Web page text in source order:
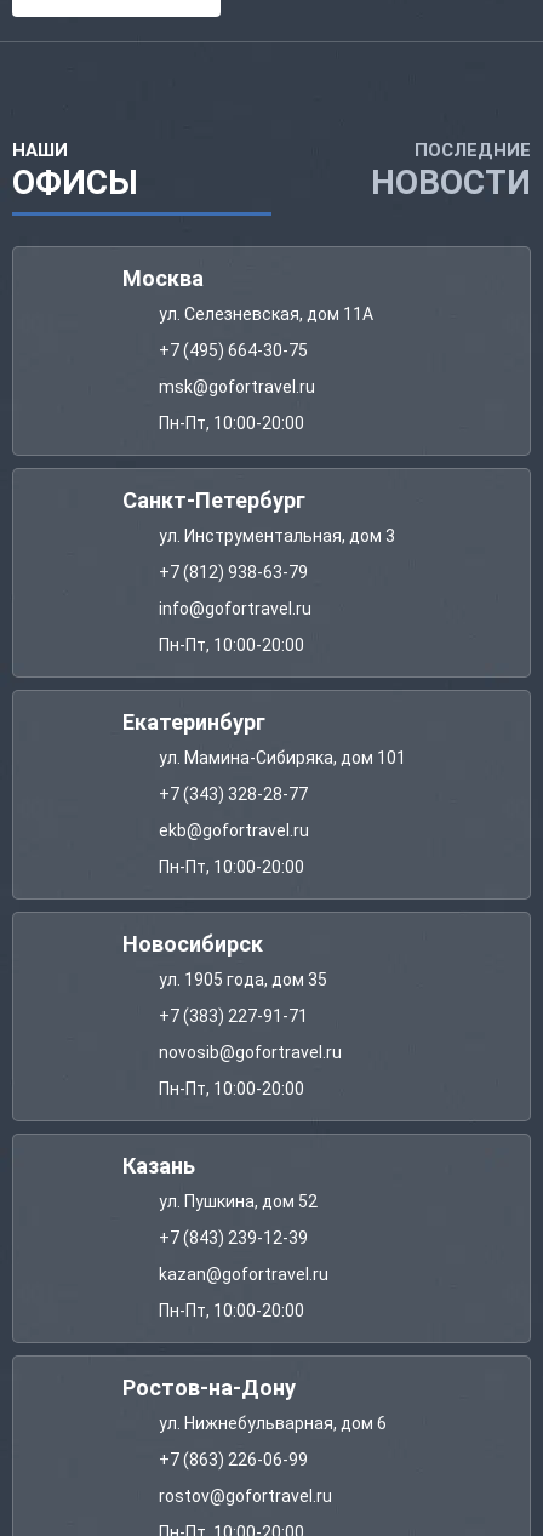
НАШИ
ОФИСЫ
ПОСЛЕДНИЕ
НОВОСТИ
Москва
ул. Селезневская, дом 11А
+7 (495) 664-30-75
msk@gofortravel.ru
Пн-Пт, 10:00-20:00
Санкт-Петербург
ул. Инструментальная, дом 3
+7 (812) 938-63-79
info@gofortravel.ru
Пн-Пт, 10:00-20:00
Екатеринбург
ул. Мамина-Сибиряка, дом 101
+7 (343) 328-28-77
ekb@gofortravel.ru
Пн-Пт, 10:00-20:00
Новосибирск
ул. 1905 года, дом 35
+7 (383) 227-91-71
novosib@gofortravel.ru
Пн-Пт, 10:00-20:00
Казань
ул. Пушкина, дом 52
+7 (843) 239-12-39
kazan@gofortravel.ru
Пн-Пт, 10:00-20:00
Ростов-на-Дону
ул. Нижнебульварная, дом 6
+7 (863) 226-06-99
rostov@gofortravel.ru